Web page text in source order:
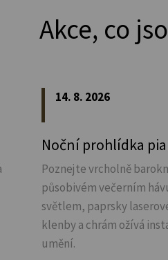
Akce, co
14. 8. 2026
Noční prohlídka
Poznejte vrcholně
působivém večerním
světlem, paprsky
klenby a chrám ožívá
umění.